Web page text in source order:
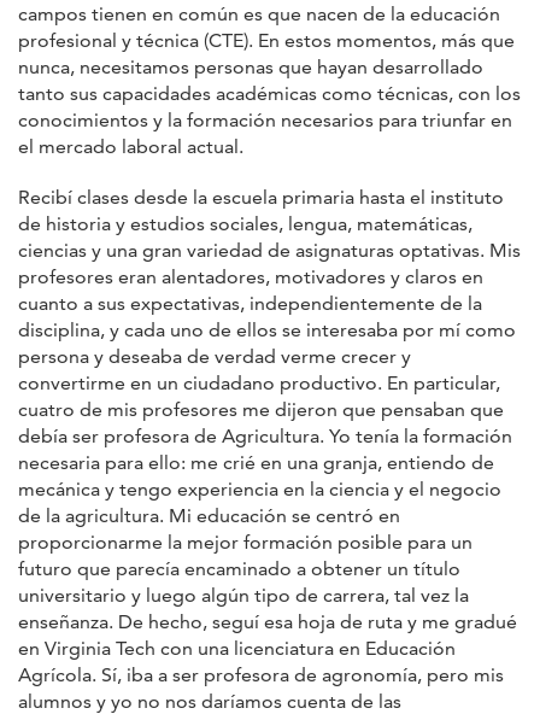
campos tienen en común es que nacen de la educación
profesional y técnica (CTE). En estos momentos, más que
nunca, necesitamos personas que hayan desarrollado
tanto sus capacidades académicas como técnicas, con los
conocimientos y la formación necesarios para triunfar en
el mercado laboral actual.
Recibí clases desde la escuela primaria hasta el instituto
de historia y estudios sociales, lengua, matemáticas,
ciencias y una gran variedad de asignaturas optativas. Mis
profesores eran alentadores, motivadores y claros en
cuanto a sus expectativas, independientemente de la
disciplina, y cada uno de ellos se interesaba por mí como
persona y deseaba de verdad verme crecer y
convertirme en un ciudadano productivo. En particular,
cuatro de mis profesores me dijeron que pensaban que
debía ser profesora de Agricultura. Yo tenía la formación
necesaria para ello: me crié en una granja, entiendo de
mecánica y tengo experiencia en la ciencia y el negocio
de la agricultura. Mi educación se centró en
proporcionarme la mejor formación posible para un
futuro que parecía encaminado a obtener un título
universitario y luego algún tipo de carrera, tal vez la
enseñanza. De hecho, seguí esa hoja de ruta y me gradué
en Virginia Tech con una licenciatura en Educación
Agrícola. Sí, iba a ser profesora de agronomía, pero mis
alumnos y yo no nos daríamos cuenta de las